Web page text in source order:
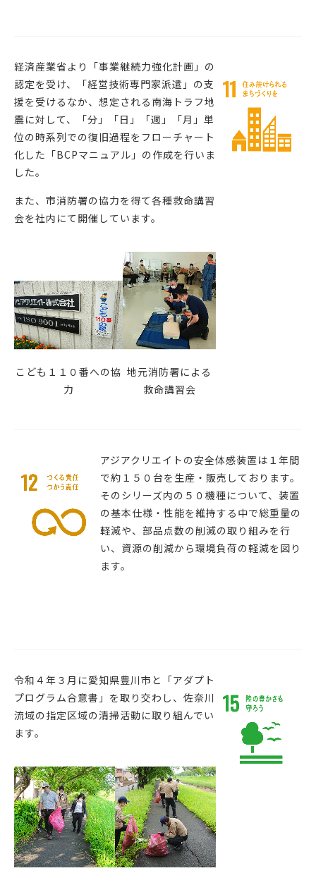
経済産業省より「事業継続力強化計画」の
認定を受け、「経営技術専門家派遣」の支
援を受けるなか、想定される南海トラフ地
震に対して、「分」「日」「週」「月」単
位の時系列での復旧過程をフローチャート
化した「BCPマニュアル」の作成を行いま
した。
また、市消防署の協力を得て各種救命講習
会を社内にて開催しています。
こども１１０番への協
力
地元消防署による
救命講習会
アジアクリエイトの安全体感装置は１年間
で約１５０台を生産・販売しております。
そのシリーズ内の５０機種について、装置
の基本仕様・性能を維持する中で総重量の
軽減や、部品点数の削減の取り組みを行
い、資源の削減から環境負荷の軽減を図り
ます。
令和４年３月に愛知県豊川市と「アダプト
プログラム合意書」を取り交わし、佐奈川
流域の指定区域の清掃活動に取り組んでい
ます。